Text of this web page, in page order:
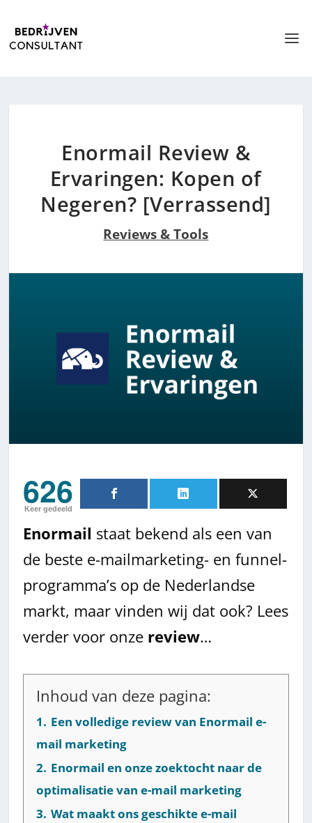
Enormail Review &
Ervaringen: Kopen of
Negeren? [Verrassend]
Reviews & Tools
626
Keer gedeeld
Enormail staat bekend als een van
de beste e-mailmarketing- en funnel-
programma’s op de Nederlandse
markt, maar vinden wij dat ook? Lees
verder voor onze review…
Inhoud van deze pagina:
1. Een volledige review van Enormail e-
mail marketing
2. Enormail en onze zoektocht naar de
optimalisatie van e-mail marketing
3. Wat maakt ons geschikte e-mail